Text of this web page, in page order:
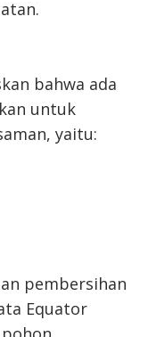
bahwa ada
untuk
yaitu:
pembersihan
Equator